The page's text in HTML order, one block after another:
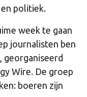
politiek.
week te gaan
journalisten ben
georganiseerd
Wire. De groep
boeren zijn